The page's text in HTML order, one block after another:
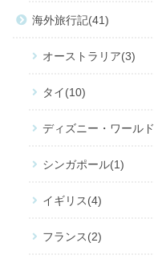
海外旅行記 41
オーストラリア 3
タイ 10
ディズニー・ワールド
シンガポール 1
イギリス 4
フランス 2